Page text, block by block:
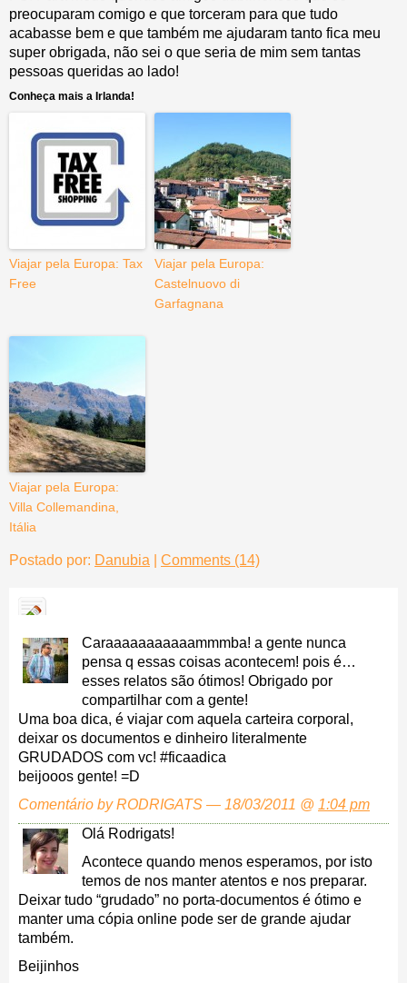
preocuparam comigo e que torceram para que tudo
acabasse bem e que também me ajudaram tanto fica meu
super obrigada, não sei o que seria de mim sem tantas
pessoas queridas ao lado!
Conheça mais a Irlanda!
Viajar pela Europa: Tax
Free
Viajar pela Europa:
Castelnuovo di
Garfagnana
Viajar pela Europa:
Villa Collemandina,
Itália
Postado por: Danubia Comments (14)
Caraaaaaaaaaaammmba! a gente nunca
pensa q essas coisas acontecem! pois é…
esses relatos são ótimos! Obrigado por
compartilhar com a gente!
Uma boa dica, é viajar com aquela carteira corporal,
deixar os documentos e dinheiro literalmente
GRUDADOS com vc! #ficaadica
beijooos gente! =D
Comentário by RODRIGATS — 18/03/2011 @ 1:04 pm
Olá Rodrigats!
Acontece quando menos esperamos, por isto
temos de nos manter atentos e nos preparar.
Deixar tudo “grudado” no porta-documentos é ótimo e
manter uma cópia online pode ser de grande ajudar
também.
Beijinhos